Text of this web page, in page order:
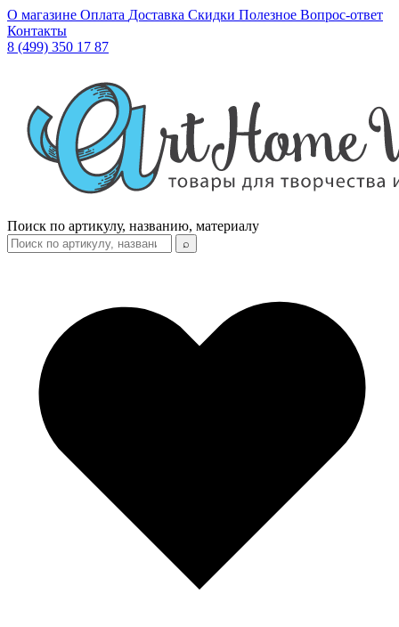
О магазине Оплата Доставка Скидки Полезное Вопрос-ответ
Контакты
8 (499) 350 17 87
Поиск по артикулу, названию, материалу
⌕